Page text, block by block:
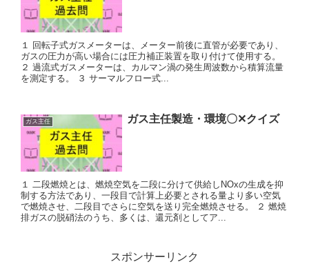
１ 回転子式ガスメーターは、メーター前後に直管が必要であり、
ガスの圧力が高い場合には圧力補正装置を取り付けて使用する。
２ 過流式ガスメーターは、カルマン渦の発生周波数から積算流量
を測定する。 ３ サーマルフロー式...
ガス主任 ガス主任製造・環境〇✕クイズ
１ 二段燃焼とは、燃焼空気を二段に分けて供給しNOxの生成を抑
制する方法であり、一段目で計算上必要とされる量より多い空気
で燃焼させ、二段目でさらに空気を送り完全燃焼させる。 ２ 燃焼
排ガスの脱硝法のうち、多くは、還元剤としてア...
スポンサーリンク